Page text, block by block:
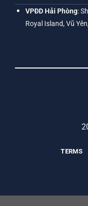
VPĐD Hải Phòng:
Royal Island, Vũ
TERMS